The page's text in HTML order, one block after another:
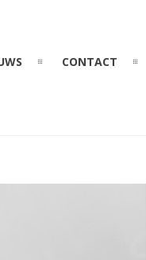
CONTACT